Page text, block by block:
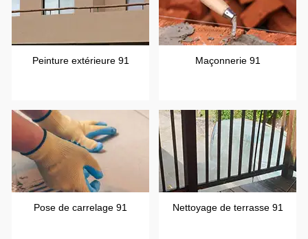
Peinture extérieure 91 Maçonnerie 91
Pose de carrelage 91 Nettoyage de terrasse 91